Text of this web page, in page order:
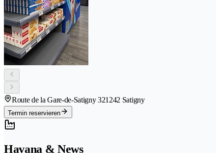
Route de la Gare-de-Satigny 321242 Satigny
Termin reservieren
Havana & News